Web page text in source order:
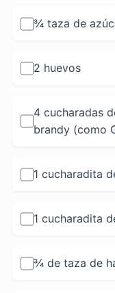
¾ taza de
2 huevos
4 cucharadas
brandy (como
1 cucharadita
1 cucharadita
¾ de taza de